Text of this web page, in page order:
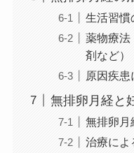
生活習慣
薬物療法
剤など）
原因疾患
無排卵月経と
無排卵月
治療によ